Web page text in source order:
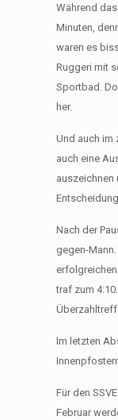
Während
Minuten,
waren es
Ruggeri mit
Sportbad.
her.
Und auch im
auch eine
auszeichnen
Nach der
gegen-
traf zum
Im letzten
Für den
Februar